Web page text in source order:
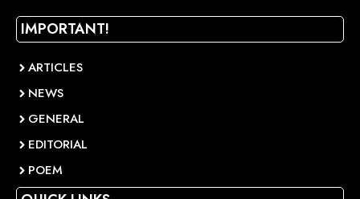
IMPORTANT!
ARTICLES
NEWS
GENERAL
EDITORIAL
POEM